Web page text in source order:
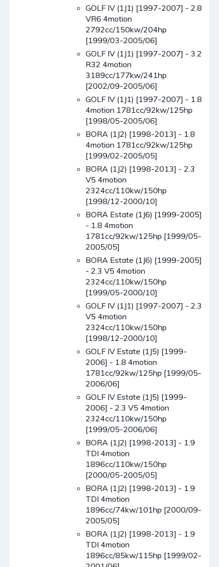
GOLF IV (1J1) [1997-2007] - 2.8
VR6 4motion
2792cc/150kw/204hp
[1999/03-2005/06]
GOLF IV (1J1) [1997-2007] - 3.2
R32 4motion
3189cc/177kw/241hp
[2002/09-2005/06]
GOLF IV (1J1) [1997-2007] - 1.8
4motion 1781cc/92kw/125hp
[1998/05-2005/06]
BORA (1J2) [1998-2013] - 1.8
4motion 1781cc/92kw/125hp
[1999/02-2005/05]
BORA (1J2) [1998-2013] - 2.3
V5 4motion
2324cc/110kw/150hp
[1998/12-2000/10]
BORA Estate (1J6) [1999-2005]
- 1.8 4motion
1781cc/92kw/125hp [1999/05-
2005/05]
BORA Estate (1J6) [1999-2005]
- 2.3 V5 4motion
2324cc/110kw/150hp
[1999/05-2000/10]
GOLF IV (1J1) [1997-2007] - 2.3
V5 4motion
2324cc/110kw/150hp
[1998/12-2000/10]
GOLF IV Estate (1J5) [1999-
2006] - 1.8 4motion
1781cc/92kw/125hp [1999/05-
2006/06]
GOLF IV Estate (1J5) [1999-
2006] - 2.3 V5 4motion
2324cc/110kw/150hp
[1999/05-2006/06]
BORA (1J2) [1998-2013] - 1.9
TDI 4motion
1896cc/110kw/150hp
[2000/05-2005/05]
BORA (1J2) [1998-2013] - 1.9
TDI 4motion
1896cc/74kw/101hp [2000/09-
2005/05]
BORA (1J2) [1998-2013] - 1.9
TDI 4motion
1896cc/85kw/115hp [1999/02-